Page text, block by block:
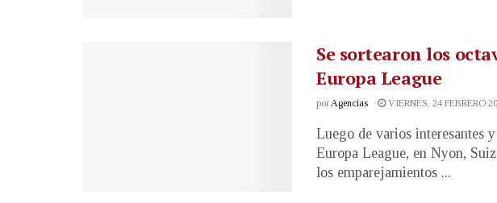
Se sortearon los
Europa League
porAgencias VIERNES, 24 FEBRERO
Luego de varios interesantes
Europa League, en Nyon,
los emparejamientos ...